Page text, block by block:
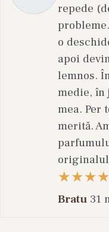
repede
o
apoi
lemnos.
medie, în
mea. Per
merită.
Bratu 31